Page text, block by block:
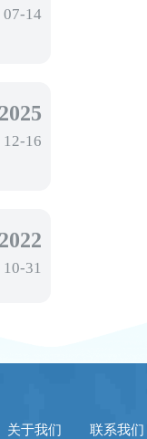
07-14
2025
12-16
2022
10-31
关于我们 联系我们